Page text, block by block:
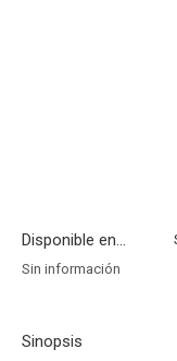
Disponible en...
Sin información
Sinopsis